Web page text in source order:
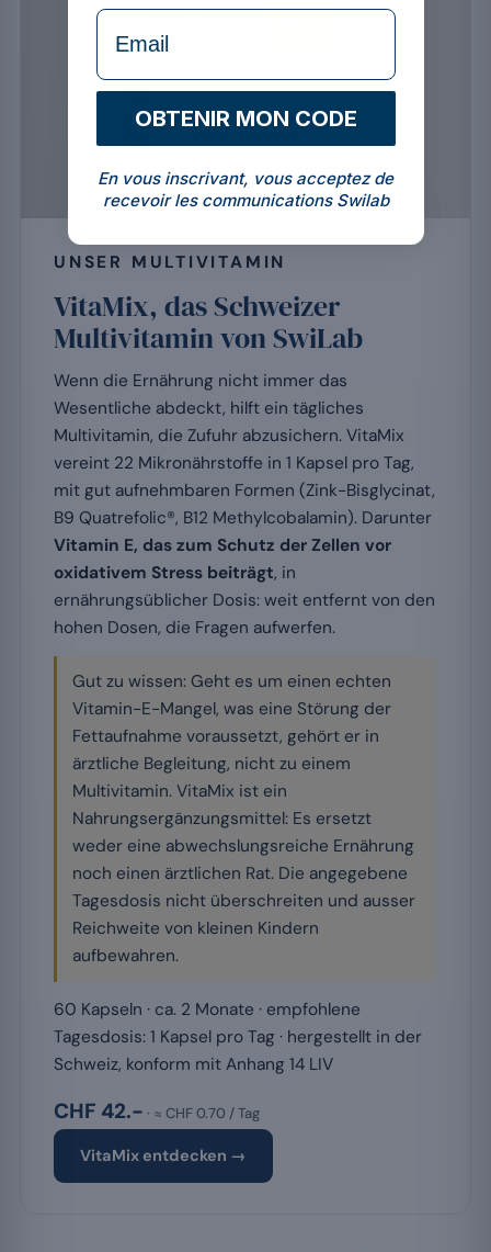
UNSER MULTIVITAMIN
VitaMix, das Schweizer
Multivitamin von SwiLab
Wenn die Ernährung nicht immer das
Wesentliche abdeckt, hilft ein tägliches
Multivitamin, die Zufuhr abzusichern. VitaMix
vereint 22 Mikronährstoffe in 1 Kapsel pro Tag,
mit gut aufnehmbaren Formen (Zink-Bisglycinat,
B9 Quatrefolic®, B12 Methylcobalamin). Darunter
Vitamin E, das zum Schutz der Zellen vor
oxidativem Stress beiträgt, in
ernährungsüblicher Dosis: weit entfernt von den
hohen Dosen, die Fragen aufwerfen.
Gut zu wissen: Geht es um einen echten
Vitamin-E-Mangel, was eine Störung der
Fettaufnahme voraussetzt, gehört er in
ärztliche Begleitung, nicht zu einem
Multivitamin. VitaMix ist ein
Nahrungsergänzungsmittel: Es ersetzt
weder eine abwechslungsreiche Ernährung
noch einen ärztlichen Rat. Die angegebene
Tagesdosis nicht überschreiten und ausser
Reichweite von kleinen Kindern
aufbewahren.
60 Kapseln · ca. 2 Monate · empfohlene
Tagesdosis: 1 Kapsel pro Tag · hergestellt in der
Schweiz, konform mit Anhang 14 LIV
CHF 42.- · ≈ CHF 0.70 / Tag
VitaMix entdecken →
formulaire Email
OBTENIR MON CODE
En vous inscrivant, vous acceptez de
recevoir les communications Swilab